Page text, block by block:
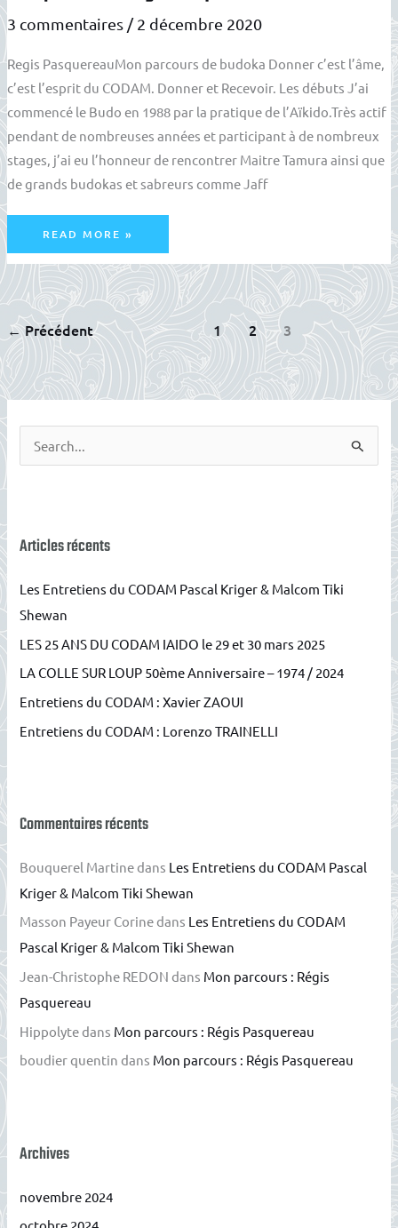
3 commentaires /2 décembre 2020
Regis PasquereauMon parcours de budoka Donner c’est l’âme,
c’est l’esprit du CODAM. Donner et Recevoir. Les débuts J’ai
commencé le Budo en 1988 par la pratique de l’Aïkido.Très actif
pendant de nombreuses années et participant à de nombreux
stages, j’ai eu l’honneur de rencontrer Maitre Tamura ainsi que
de grands budokas et sabreurs comme Jaff
MON
PARCOURS
:
RÉGIS
PASQUEREAU
READ MORE »
←Précédent 1 2 3
e
e
c
h
e
r
Articles récents
Les Entretiens du CODAM Pascal Kriger & Malcom Tiki
Shewan
LES 25 ANS DU CODAM IAIDO le 29 et 30 mars 2025
LA COLLE SUR LOUP 50ème Anniversaire – 1974 / 2024
Entretiens du CODAM : Xavier ZAOUI
Entretiens du CODAM : Lorenzo TRAINELLI
Commentaires récents
Bouquerel Martinedans Les Entretiens du CODAM Pascal
Kriger & Malcom Tiki Shewan
Masson Payeur Corinedans Les Entretiens du CODAM
Pascal Kriger & Malcom Tiki Shewan
Jean-Christophe REDON dans Mon parcours : Régis
Pasquereau
Hippolytedans Mon parcours : Régis Pasquereau
boudier quentin dans Mon parcours : Régis Pasquereau
Archives
novembre 2024